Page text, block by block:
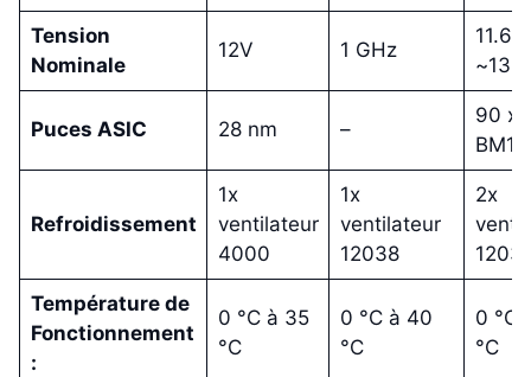
Tension
Nominale
12V 1 GHz
11.60
Puces ASIC 28 nm –
90 x
Refroidissement
1x
ventilateur
4000
1x
ventilateur
12038
2x
Température de
Fonctionnement
:
0 °C à 35
°C
0 °C à 40
°C
0 °C
°C